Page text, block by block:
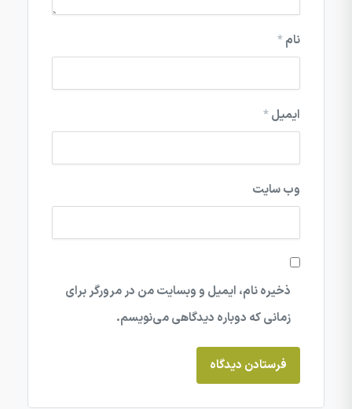
نام*
ایمیل*
وب‌ سایت
ذخیره نام، ایمیل و وبسایت من در مرورگر برای
زمانی که دوباره دیدگاهی می‌نویسم.